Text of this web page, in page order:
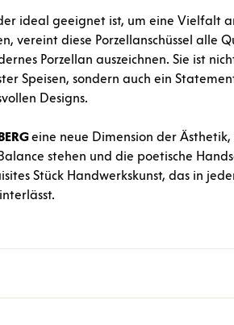
ideal geeignet ist, um eine Vielfalt
vereint diese Porzellanschüssel alle
Porzellan auszeichnen. Sie ist
Speisen, sondern auch ein
Designs.
eine neue Dimension der Ästhetik,
stehen und die poetische
Stück Handwerkskunst, das in